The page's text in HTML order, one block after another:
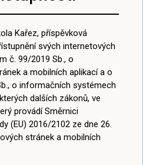
Kařez, příspěvková
svých internetových
č. 99/2019 Sb., o
a mobilních aplikací a o
o informačních systémech
dalších zákonů, ve
provádí Směrnici
(EU) 2016/2102 ze dne 26.
stránek a mobilních